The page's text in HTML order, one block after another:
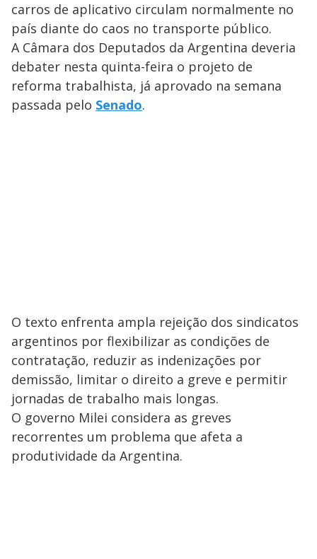
carros de aplicativo circulam normalmente no
país diante do caos no transporte público.
A Câmara dos Deputados da Argentina deveria
debater nesta quinta-feira o projeto de
reforma trabalhista, já aprovado na semana
passada pelo Senado.
O texto enfrenta ampla rejeição dos sindicatos
argentinos por flexibilizar as condições de
contratação, reduzir as indenizações por
demissão, limitar o direito a greve e permitir
jornadas de trabalho mais longas.
O governo Milei considera as greves
recorrentes um problema que afeta a
produtividade da Argentina.